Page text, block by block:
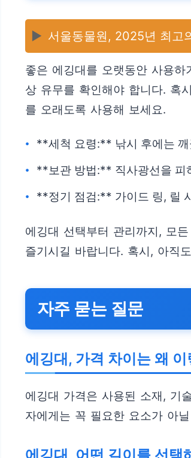
▶️ 서울동물원, 2025년 최고
좋은 에깅대를 오랫동안 사용
상 유무를 확인해야 합니다. 혹
를 오래도록 사용해 보세요.
**세척 요령:** 낚시 후에는
**보관 방법:** 직사광선을 피
**정기 점검:** 가이드 링, 릴
에깅대 선택부터 관리까지, 모
즐기시길 바랍니다. 혹시, 아직
자주 묻는 질문
에깅대, 가격 차이는 왜
에깅대 가격은 사용된 소재, 기
자에게는 꼭 필요한 요소가 아